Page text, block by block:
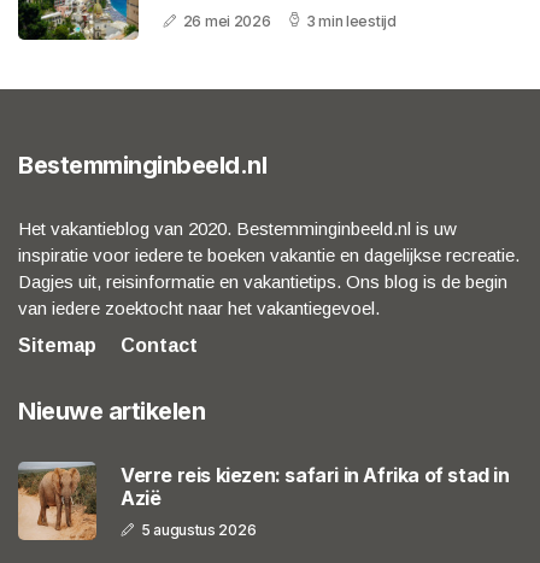
26 mei 2026 3 min leestijd
Bestemminginbeeld.nl
Het vakantieblog van 2020. Bestemminginbeeld.nl is uw
inspiratie voor iedere te boeken vakantie en dagelijkse recreatie.
Dagjes uit, reisinformatie en vakantietips. Ons blog is de begin
van iedere zoektocht naar het vakantiegevoel.
Sitemap
Contact
Nieuwe artikelen
Verre reis kiezen: safari in Afrika of stad in
Azië
5 augustus 2026